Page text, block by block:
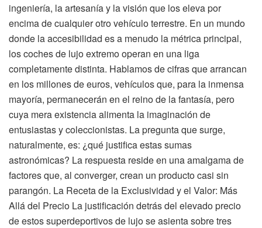
ingeniería, la artesanía y la visión que los eleva por
encima de cualquier otro vehículo terrestre. En un mundo
donde la accesibilidad es a menudo la métrica principal,
los coches de lujo extremo operan en una liga
completamente distinta. Hablamos de cifras que arrancan
en los millones de euros, vehículos que, para la inmensa
mayoría, permanecerán en el reino de la fantasía, pero
cuya mera existencia alimenta la imaginación de
entusiastas y coleccionistas. La pregunta que surge,
naturalmente, es: ¿qué justifica estas sumas
astronómicas? La respuesta reside en una amalgama de
factores que, al converger, crean un producto casi sin
parangón. La Receta de la Exclusividad y el Valor: Más
Allá del Precio La justificación detrás del elevado precio
de estos superdeportivos de lujo se asienta sobre tres